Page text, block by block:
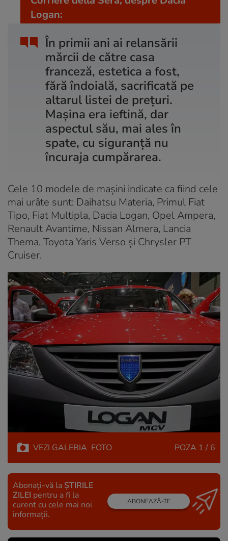
În primii ani ai relansării
mărcii de către casa
franceză, estetica a fost,
fără îndoială, sacrificată pe
altarul listei de prețuri.
Mașina era ieftină, dar
aspectul său, mai ales în
spate, cu siguranță nu
încuraja cumpărarea.
Logan:
Cele 10 modele de mașini indicate ca fiind cele
mai urâte sunt: Daihatsu Materia, Primul Fiat
Tipo, Fiat Multipla, Dacia Logan, Opel Ampera,
Renault Avantime, Nissan Almera, Lancia
Thema, Toyota Yaris Verso și Chrysler PT
Cruiser.
VEZI GALERIA FOTO POZA 1 / 6
Abonați-vă la ȘTIRILE
ZILEI pentru a fi la
curent cu cele mai noi
informații.
ABONEAZĂ-TE